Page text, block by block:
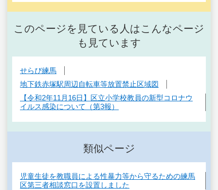
このページを見ている人はこんなページ
も見ています
せらび練馬
地下鉄赤塚駅周辺自転車等放置禁止区域図
【令和2年11月16日】区立小学校教員の新型コロナウ
イルス感染について（第3報）
類似ページ
児童生徒を教職員による性暴力等から守るための練馬
区第三者相談窓口を設置しました